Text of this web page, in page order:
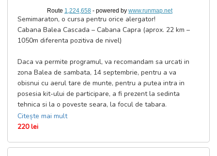
Route 1,224,658 - powered by www.runmap.net
Semimaraton, o cursa pentru orice alergator!
Cabana Balea Cascada – Cabana Capra (aprox. 22 km –
1050m diferenta pozitiva de nivel)
Daca va permite programul, va recomandam sa urcati in
zona Balea de sambata, 14 septembrie, pentru a va
obisnui cu aerul tare de munte, pentru a putea intra in
posesia kit-ului de participare, a fi prezent la sedinta
tehnica si la o poveste seara, la focul de tabara.
DETALII CURSA
Elevatie totala: 1050m
Timp limita: 4h
Citește mai mult
220 lei